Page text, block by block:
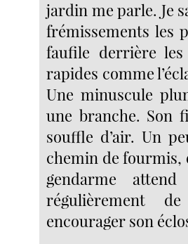
jardin me parle. Je
frémissements les
faufile derrière les
rapides comme
Une minuscule
une branche. Son
souffle d’air. Un
chemin de fourmis,
gendarme
régulièrement
encourager son